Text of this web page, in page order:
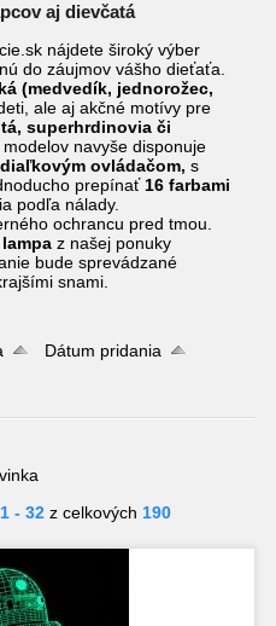
aj dievčatá
nájdete široký výber
do záujmov vášho dieťaťa.
(medvedík, jednorožec,
ale aj akčné motívy pre
superhrdinovia či
navyše disponuje
diaľkovým ovládačom, s
prepínať 16 farbami
podľa nálady.
ochrancu pred tmou.
z našej ponuky
bude sprevádzané
snami.
Dátum pridania
1 - 32 z celkových 190